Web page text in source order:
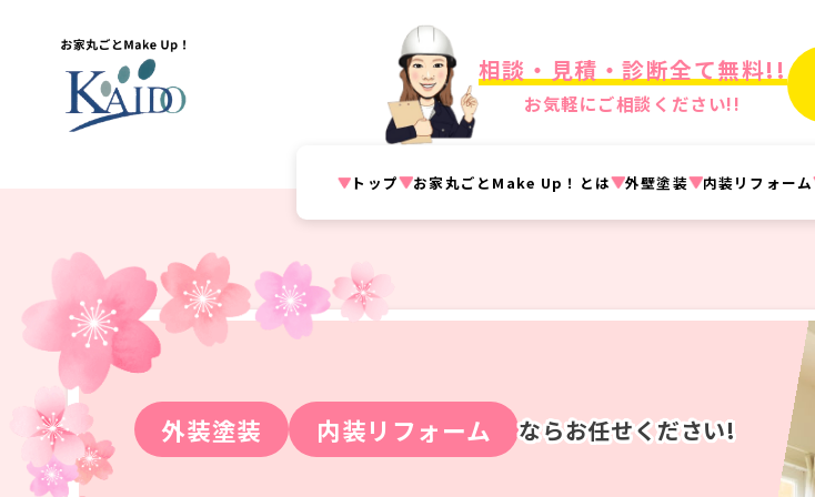
相談・見積・診断全て無料!!
お気軽にご相談ください!!
トップ お家丸ごとMake Up！とは 外壁塗装 内装リフォーム
外装塗装 内装リフォーム ならお任せください!